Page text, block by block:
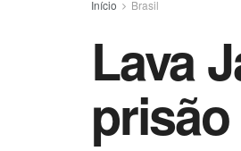
Início Brasil
Lava